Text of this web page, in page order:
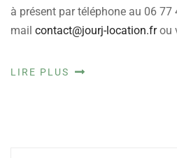
à présent par téléphone au 06 77
mail contact@jourj-location.frou
LIRE PLUS